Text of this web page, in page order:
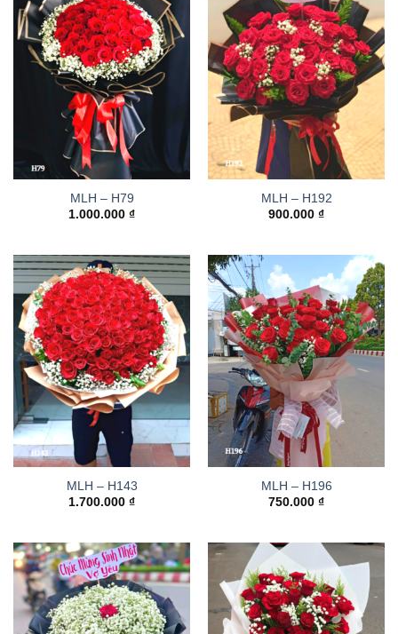
MLH – H79
1.000.000 ₫
MLH – H192
900.000 ₫
MLH – H143
1.700.000 ₫
MLH – H196
750.000 ₫